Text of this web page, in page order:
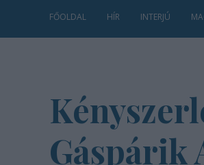
FŐOLDAL HÍR INTERJÚ
Gáspárik